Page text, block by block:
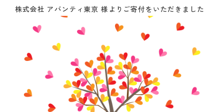
株式会社 アバンティ東京 様よりご寄付をいただきました